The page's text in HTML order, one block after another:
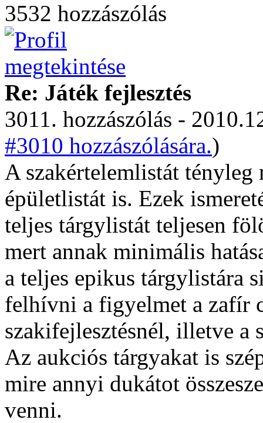
3532 hozzászólás
Re: Játék fejlesztés
3011. hozzászólás -
#3010 hozzászólására.)
A szakértelemlistát tényleg
épületlistát is. Ezek
teljes tárgylistát teljesen
mert annak minimális
a teljes epikus tárgylistára
felhívni a figyelmet a zafír
szakifejlesztésnél, illetve a
Az aukciós tárgyakat is
mire annyi dukátot
venni.